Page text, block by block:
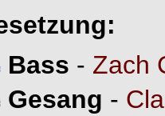
Bass - Zach
Gesang -